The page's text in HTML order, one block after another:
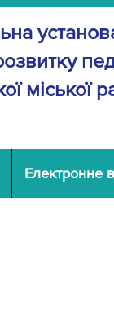
міської
Електронне